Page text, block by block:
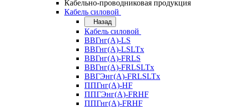
Кабельно-проводниковая продукция
Кабель силовой
Назад
Кабель силовой
ВВГнг(А)-LS
ВВГнг(А)-LSLTx
ВВГнг(А)-FRLS
ВВГнг(А)-FRLSLTx
ВВГЭнг(А)-FRLSLTx
ППГнг(А)-HF
ППГЭнг(А)-FRHF
ППГнг(А)-FRHF